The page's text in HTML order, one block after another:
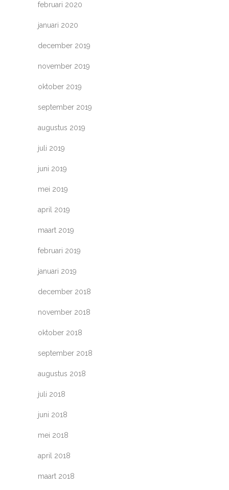
februari 2020
januari 2020
december 2019
november 2019
oktober 2019
september 2019
augustus 2019
juli 2019
juni 2019
mei 2019
april 2019
maart 2019
februari 2019
januari 2019
december 2018
november 2018
oktober 2018
september 2018
augustus 2018
juli 2018
juni 2018
mei 2018
april 2018
maart 2018